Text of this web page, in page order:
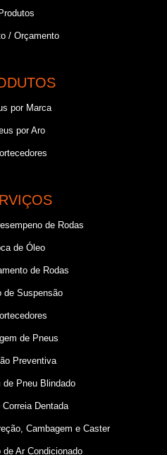
Produtos
/ Orçamento
por Marca
por Aro
de Rodas
de Óleo
de Rodas
de Suspensão
de Pneus
Preventiva
de Pneu Blindado
Dentada
Cambagem e Caster
de Ar Condicionado